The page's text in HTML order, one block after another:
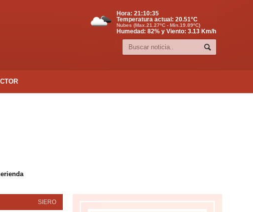
Hora: 21:10:36
Temperatura actual: 20.51°C
Nubes (Max.21.27ºC - Min.19.89ºC)
Humedad: 82% y Viento: 3.13 Km/h
SIERO